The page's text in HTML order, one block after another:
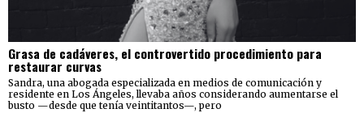
Grasa de cadáveres, el controvertido procedimiento para
restaurar curvas
Sandra, una abogada especializada en medios de comunicación y
residente en Los Ángeles, llevaba años considerando aumentarse el
busto —desde que tenía veintitantos—, pero